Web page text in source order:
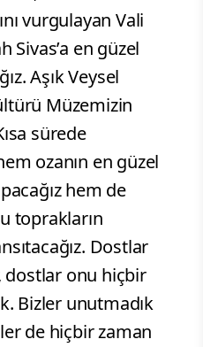
vurgulayan Vali
Sivas’a en güzel
Aşık Veysel
Müzemizin
sürede
ozanın en güzel
hem de
toprakların
Dostlar
dostlar onu hiçbir
Bizler unutmadık
de hiçbir zaman